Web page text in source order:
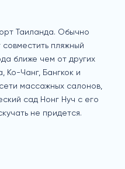
Таиланда. Обычно
пляжный
ближе чем от других
Ко-Чанг, Бангкок и
массажных салонов,
сад Нонг Нуч с его
не придется.